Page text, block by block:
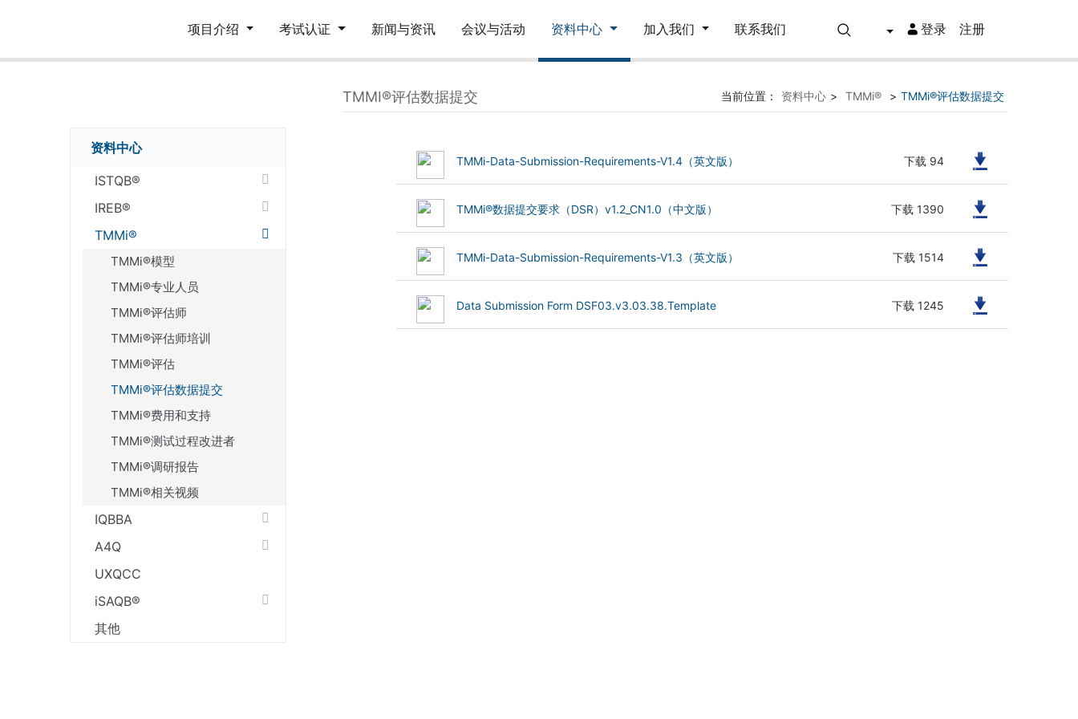
项目介绍 考试认证 新闻与资讯 会议与活动 资料中心 加入我们 联系我们 登录 注册
资料中心
ISTQB®
IREB®
TMMi®
TMMi®模型
TMMi®专业人员
TMMi®评估师
TMMi®评估师培训
TMMi®评估
TMMi®评估数据提交
TMMi®费用和支持
TMMi®测试过程改进者
TMMi®调研报告
TMMi®相关视频
IQBBA
A4Q
UXQCC
iSAQB®
其他
TMMI®评估数据提交 当前位置： 资料中心 > TMMi® > TMMi®评估数据提交
(545.08 kB)
TMMi-Data-Submission-Requirements-V1.4（英文版） 下载 94
(685.19 kB)
TMMi®数据提交要求（DSR）v1.2_CN1.0（中文版） 下载 1390
(544.46 kB)
TMMi-Data-Submission-Requirements-V1.3（英文版） 下载 1514
(238.75 kB)
Data Submission Form DSF03.v3.03.38.Template 下载 1245